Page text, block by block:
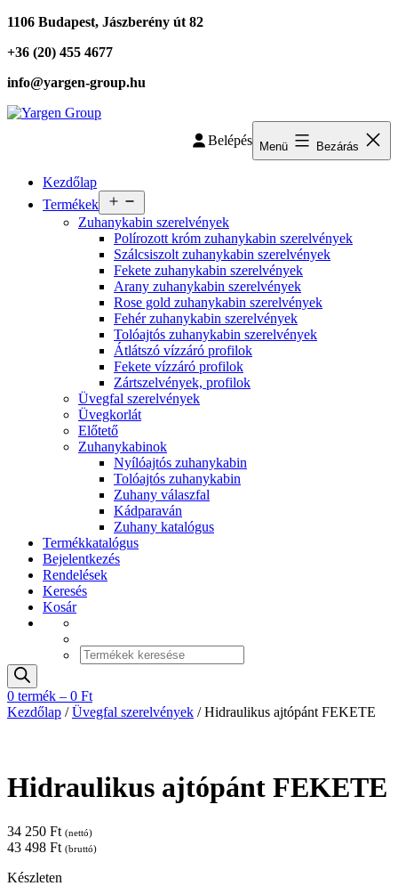
Ugrás
tartalomhoz
1106 Budapest, Jászberény út 82
+36 (20) 455 4677
info@yargen-group.hu
Belépés Menü Bezárás
Kezdőlap
Termékek
megnyitása
Zuhanykabin szerelvények
Polírozott króm zuhanykabin szerelvények
Szálcsiszolt zuhanykabin szerelvények
Fekete zuhanykabin szerelvények
Arany zuhanykabin szerelvények
Rose gold zuhanykabin szerelvények
Fehér zuhanykabin szerelvények
Tolóajtós zuhanykabin szerelvények
Átlátszó vízzáró profilok
Fekete vízzáró profilok
Zártszelvények, profilok
Üvegfal szerelvények
Üvegkorlát
Előtető
Zuhanykabinok
Nyílóajtós zuhanykabin
Tolóajtós zuhanykabin
Zuhany válaszfal
Kádparaván
Zuhany katalógus
Termékkatalógus
Bejelentkezés
Rendelések
Keresés
Kosár
Products
search
0 termék – 0 Ft
Kezdőlap /Üvegfal szerelvények / Hidraulikus ajtópánt FEKETE
Hidraulikus ajtópánt FEKETE
34 250 Ft (nettó)
43 498 Ft (bruttó)
Készleten